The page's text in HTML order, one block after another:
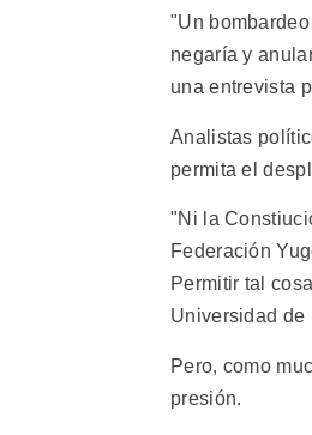
"Un
negaría y
una entrevista
Analistas
permita el
"Ni la
Federación
Permitir tal
Universidad de
Pero, como
presión.